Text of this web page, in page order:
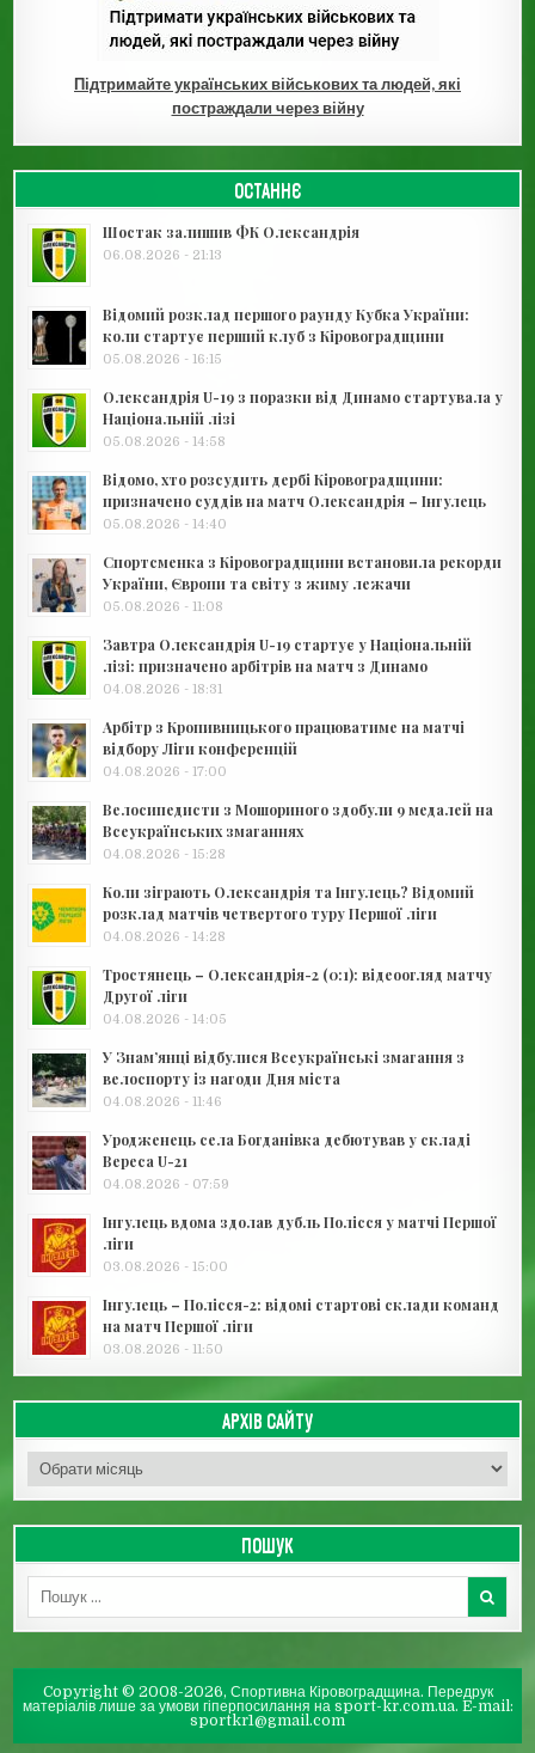
Підтримайте українських військових та людей, які
постраждали через війну
ОСТАННЄ
Шостак залишив ФК Олександрія
06.08.2026 - 21:13
Відомий розклад першого раунду Кубка України:
коли стартує перший клуб з Кіровоградщини
05.08.2026 - 16:15
Олександрія U-19 з поразки від Динамо стартувала у
Національній лізі
05.08.2026 - 14:58
Відомо, хто розсудить дербі Кіровоградщини:
призначено суддів на матч Олександрія – Інгулець
05.08.2026 - 14:40
Спортсменка з Кіровоградщини встановила рекорди
України, Європи та світу з жиму лежачи
05.08.2026 - 11:08
Завтра Олександрія U-19 стартує у Національній
лізі: призначено арбітрів на матч з Динамо
04.08.2026 - 18:31
Арбітр з Кропивницького працюватиме на матчі
відбору Ліги конференцій
04.08.2026 - 17:00
Велосипедисти з Мошориного здобули 9 медалей на
Всеукраїнських змаганнях
04.08.2026 - 15:28
Коли зіграють Олександрія та Інгулець? Відомий
розклад матчів четвертого туру Першої ліги
04.08.2026 - 14:28
Тростянець – Олександрія-2 (0:1): відеоогляд матчу
Другої ліги
04.08.2026 - 14:05
У Знам’янці відбулися Всеукраїнські змагання з
велоспорту із нагоди Дня міста
04.08.2026 - 11:46
Уродженець села Богданівка дебютував у складі
Вереса U-21
04.08.2026 - 07:59
Інгулець вдома здолав дубль Полісся у матчі Першої
ліги
03.08.2026 - 15:00
Інгулець – Полісся-2: відомі стартові склади команд
на матч Першої ліги
03.08.2026 - 11:50
АРХІВ САЙТУ
Архів сайту
ПОШУК
Copyright © 2008-2026, Спортивна Кіровоградщина. Передрук
матеріалів лише за умови гіперпосилання на sport-kr.com.ua. E-mail:
sportkr1@gmail.com